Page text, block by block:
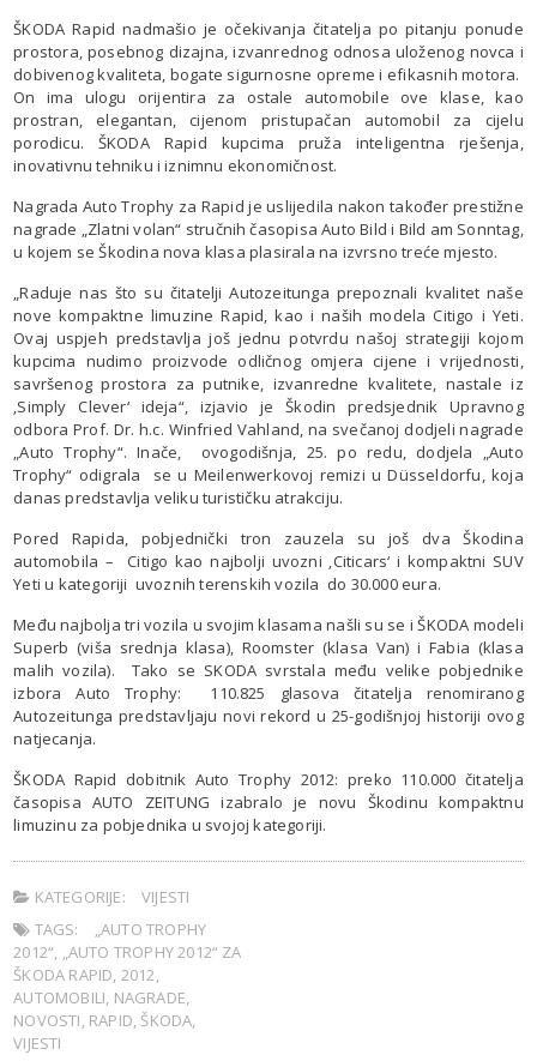
ŠKODA Rapid nadmašio je očekivanja čitatelja po pitanju ponude
prostora, posebnog dizajna, izvanrednog odnosa uloženog novca i
dobivenog kvaliteta, bogate sigurnosne opreme i efikasnih motora.
On ima ulogu orijentira za ostale automobile ove klase, kao
prostran, elegantan, cijenom pristupačan automobil za cijelu
porodicu. ŠKODA Rapid kupcima pruža inteligentna rješenja,
inovativnu tehniku i iznimnu ekonomičnost.
Nagrada Auto Trophy za Rapid je uslijedila nakon također prestižne
nagrade „Zlatni volan“ stručnih časopisa Auto Bild i Bild am Sonntag,
u kojem se Škodina nova klasa plasirala na izvrsno treće mjesto.
„Raduje nas što su čitatelji Autozeitunga prepoznali kvalitet naše
nove kompaktne limuzine Rapid, kao i naših modela Citigo i Yeti.
Ovaj uspjeh predstavlja još jednu potvrdu našoj strategiji kojom
kupcima nudimo proizvode odličnog omjera cijene i vrijednosti,
savršenog prostora za putnike, izvanredne kvalitete, nastale iz
‚Simply Clever‘ ideja“, izjavio je Škodin predsjednik Upravnog
odbora Prof. Dr. h.c. Winfried Vahland, na svečanoj dodjeli nagrade
„Auto Trophy“. Inače, ovogodišnja, 25. po redu, dodjela „Auto
Trophy“ odigrala se u Meilenwerkovoj remizi u Düsseldorfu, koja
danas predstavlja veliku turističku atrakciju.
Pored Rapida, pobjednički tron zauzela su još dva Škodina
automobila – Citigo kao najbolji uvozni ‚Citicars‘ i kompaktni SUV
Yeti u kategoriji uvoznih terenskih vozila do 30.000 eura.
Među najbolja tri vozila u svojim klasama našli su se i ŠKODA modeli
Superb (viša srednja klasa), Roomster (klasa Van) i Fabia (klasa
malih vozila). Tako se SKODA svrstala među velike pobjednike
izbora Auto Trophy: 110.825 glasova čitatelja renomiranog
Autozeitunga predstavljaju novi rekord u 25-godišnjoj historiji ovog
natjecanja.
ŠKODA Rapid dobitnik Auto Trophy 2012: preko 110.000 čitatelja
časopisa AUTO ZEITUNG izabralo je novu Škodinu kompaktnu
limuzinu za pobjednika u svojoj kategoriji.
KATEGORIJE:
VIJESTI
TAGS:
„AUTO TROPHY
2012“, „AUTO TROPHY 2012“ ZA
ŠKODA RAPID, 2012,
AUTOMOBILI, NAGRADE,
NOVOSTI, RAPID, ŠKODA,
VIJESTI